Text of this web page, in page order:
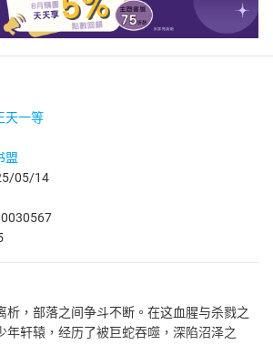
天一等
盟
05/14
析，部落之间争斗不断。在这血腥与杀戮之
年轩辕，经历了被巨蛇吞噬，深陷沼泽之